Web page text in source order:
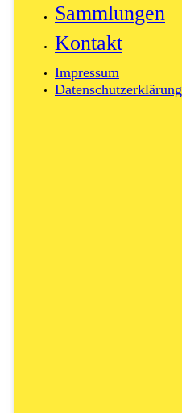
Sammlungen
Kontakt
Impressum
Datenschutzerklärung